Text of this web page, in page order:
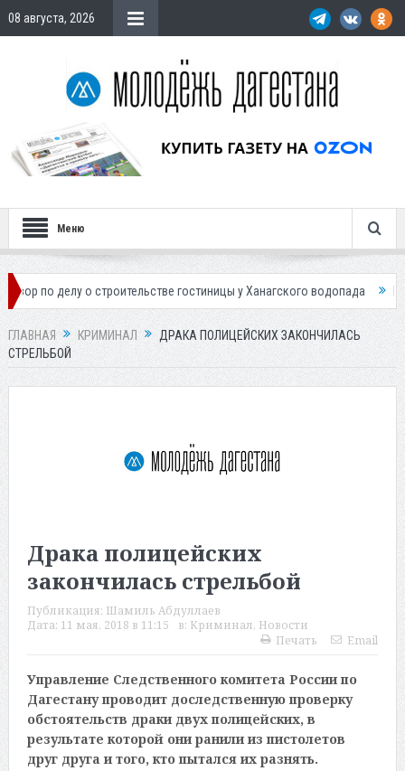
08 августа, 2026
Меню
о строительстве гостиницы у Ханагского водопада Власти
ГЛАВНАЯ КРИМИНАЛ
ДРАКА ПОЛИЦЕЙСКИХ ЗАКОНЧИЛАСЬ
СТРЕЛЬБОЙ
Драка полицейских
закончилась стрельбой
Публикация: Шамиль Абдуллаев
Дата: 11 мая, 2018 в 11:15 в: Криминал, Новости
Печать
Email
Управление Следственного комитета России по
Дагестану проводит доследственную проверку
обстоятельств драки двух полицейских, в
результате которой они ранили из пистолетов
друг друга и того, кто пытался их разнять.